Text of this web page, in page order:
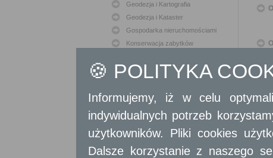
Geodezja i Kartografia
Geodezja i Kataster
Gospodarka nieruchomościami
Konserwacja zabytków
Oświata
Polityka lokalowa
Skargi i wnioski
Sport i Rekreacja
Sprawy komunalne
🍪 POLITYKA
Informujemy, iż w celu
indywidualnych potrzeb
użytkowników. Pliki cookies
Dalsze korzystanie z naszego